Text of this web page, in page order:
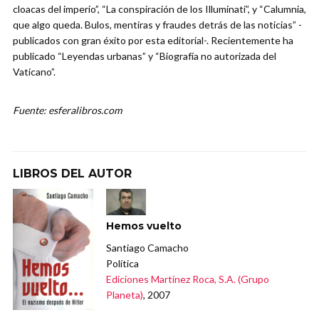
cloacas del imperio”, “La conspiración de los Illuminati”, y “Calumnia,
que algo queda. Bulos, mentiras y fraudes detrás de las noticias” -
publicados con gran éxito por esta editorial-. Recientemente ha
publicado “Leyendas urbanas” y “Biografía no autorizada del
Vaticano”.
Fuente: esferalibros.com
LIBROS DEL AUTOR
Hemos vuelto
Santiago Camacho
Política
Ediciones Martínez Roca, S.A. (Grupo
Planeta), 2007